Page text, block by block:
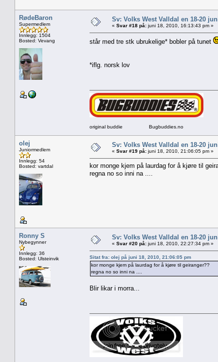
RødeBaron
Supermedlem
Innlegg: 1504
Bosted: Vevang
Sv: Volks West Valldal en 18-20
« Svar #18 på: juni 18, 2010, 16:13:43 pm »
står med tre stk ubrukelige* bobler på tunet
*iflg. norsk lov
original buddie Bugbuddies.no
olej
Juniormedlem
Innlegg: 54
Bosted: vartdal
Sv: Volks West Valldal en 18-20
« Svar #19 på: juni 18, 2010, 21:06:05 pm »
kor monge kjem på laurdag for å kjøre til
regna no so inni na ....
Ronny S
Nybegynner
Innlegg: 36
Bosted: Ulsteinvik
Sv: Volks West Valldal en 18-20
« Svar #20 på: juni 18, 2010, 22:27:34 pm »
Sitat fra: olej på juni 18, 2010, 21:06:05 pm
kor monge kjem på laurdag for å kjøre til geiranger??
regna no so inni na ....
Blir likar i morra...